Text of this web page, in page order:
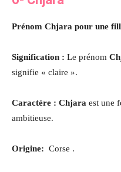
Prénom Chjara pour une
Signification : Le prénom
signifie « claire ».
Caractère : Chjara est une
ambitieuse.
Origine: Corse .